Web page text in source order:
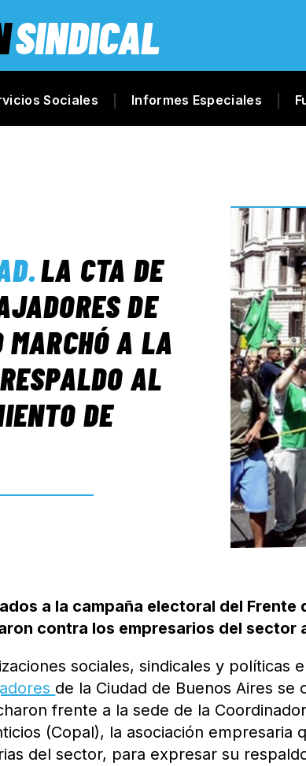
SINDICAL
Sociales Informes Especiales
.LA CTA DE
DE
A LA
AL
DE
a la campaña electoral del Frente
contra los empresarios del sector
sociales, sindicales y políticas
de la Ciudad de Buenos Aires
frente a la sede de la
(Copal), la asociación empresaria
del sector, para expresar su